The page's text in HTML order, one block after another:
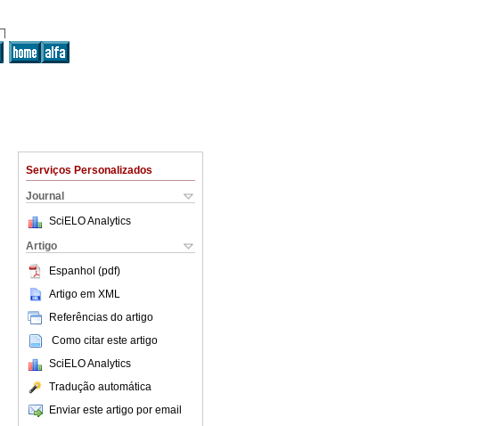
Serviços Personalizados
Journal
SciELO Analytics
Artigo
Espanhol (pdf)
Artigo em XML
Referências do artigo
Como citar este artigo
SciELO Analytics
Tradução automática
Enviar este artigo por email